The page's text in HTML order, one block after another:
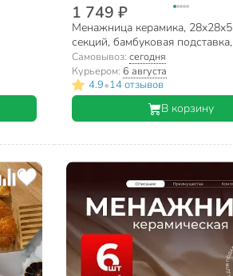
1 749 ₽
Менажница керамика,
секций, бамбуковая
Самовывоз: сегодня
Курьером: 6 августа
4.9•14 отзывов
В корзину